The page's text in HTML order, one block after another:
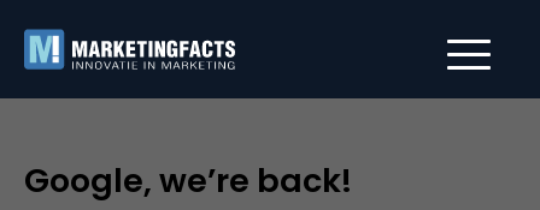
Google, we’re back!